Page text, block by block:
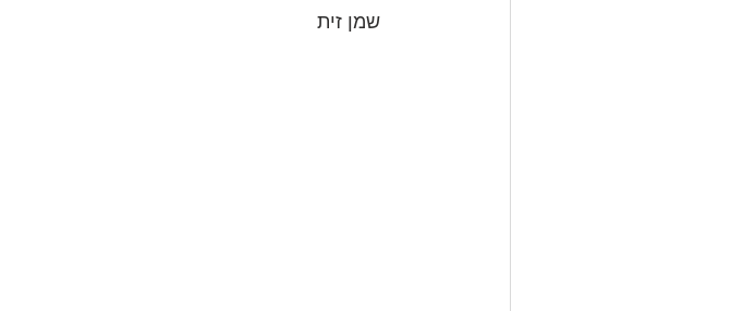
שמן זית